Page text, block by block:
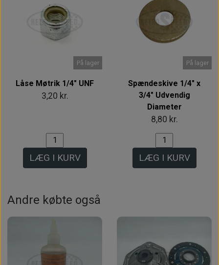
På lager
Låse Møtrik 1/4" UNF
3,20 kr.
LÆG I KURV
På lager
Spændeskive 1/4" x
3/4" Udvendig
Diameter
8,80 kr.
LÆG I KURV
Andre købte også